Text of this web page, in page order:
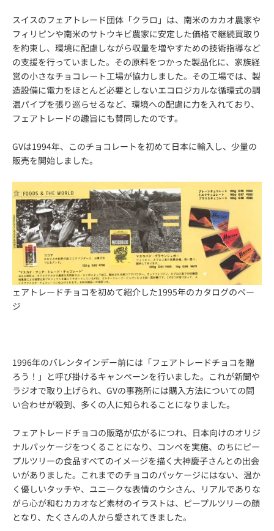
スイスのフェアトレード団体「クラロ」は、南米のカカオ農家や
フィリピンや南米のサトウキビ農家に安定した価格で継続買取り
を約束し、環境に配慮しながら収量を増やすための技術指導など
の支援を行っていました。その原料をつかった製品化に、家族経
営の小さなチョコレート工場が協力しました。その工場では、製
造設備に電力をほとんど必要としないエコロジカルな循環式の調
温パイプを張り巡らせるなど、環境への配慮に力を入れており、
フェアトレードの趣旨にも賛同したのです。
GVは1994年、このチョコレートを初めて日本に輸入し、少量の
販売を開始しました。
ェアトレードチョコを初めて紹介した1995年のカタログのペー
ジ
1996年のバレンタインデー前には「フェアトレードチョコを贈
ろう！」と呼び掛けるキャンペーンを行いました。これが新聞や
ラジオで取り上げられ、GVの事務所には購入方法についての問
い合わせが殺到、多くの人に知られることになりました。
フェアトレードチョコの販路が広がるにつれ、日本向けのオリジ
ナルパッケージをつくることになり、コンペを実施、のちにピー
プルツリーの食品すべてのイメージを描く大神慶子さんとの出会
いがありました。これまでのチョコのパッケージにはない、温か
く優しいタッチや、ユニークな表情のウシさん、リアルでありな
がら心が和むカカオなど素材のイラストは、ピープルツリーの顔
となり、たくさんの人から愛されてきました。